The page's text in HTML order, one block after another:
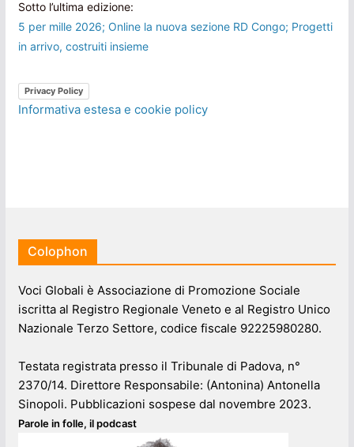
Sotto l’ultima edizione:
5 per mille 2026; Online la nuova sezione RD Congo; Progetti
in arrivo, costruiti insieme
Privacy Policy
Informativa estesa e cookie policy
Colophon
Voci Globali è Associazione di Promozione Sociale
iscritta al Registro Regionale Veneto e al Registro Unico
Nazionale Terzo Settore, codice fiscale 92225980280.
Testata registrata presso il Tribunale di Padova, n°
2370/14. Direttore Responsabile: (Antonina) Antonella
Sinopoli. Pubblicazioni sospese dal novembre 2023.
Parole in folle, il podcast